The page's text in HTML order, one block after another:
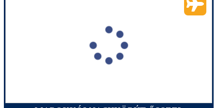
Casablanca
Utazás módja: Repülővel
Ellátás: Félpanzió
Szálláskategória:Hotel ****
2 ágyas standard szoba